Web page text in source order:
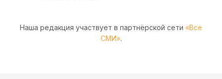
Наша редакция участвует в партнёрской сети «Все
СМИ».